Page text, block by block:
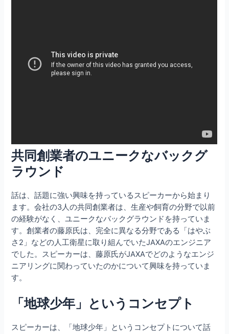
共同創業者のユニークなバックグ
ラウンド
話は、話題に強い興味を持っているスピーカーから始まり
ます。会社の3人の共同創業者は、生産や飼育の分野で以前
の経験がなく、ユニークなバックグラウンドを持っていま
す。創業者の藤原氏は、完全に異なる分野である「はやぶ
さ2」などの人工衛星に取り組んでいたJAXAのエンジニア
でした。スピーカーは、藤原氏がJAXAでどのようなエンジ
ニアリングに関わっていたのかについて興味を持っていま
す。
「地球少年」というコンセプト
スピーカーは、「地球少年」というコンセプトについて話